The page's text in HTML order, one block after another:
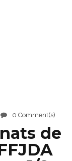
0 Comment(s)
de